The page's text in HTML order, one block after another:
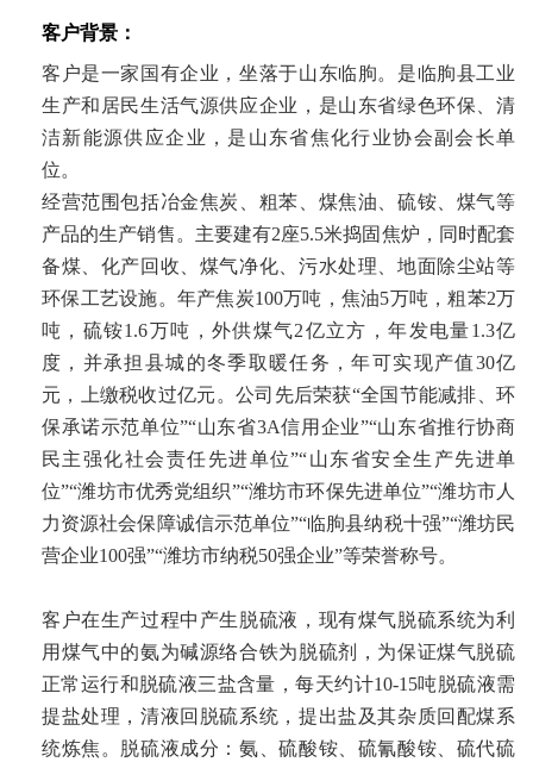
客户背景：
客户是一家国有企业，坐落于山东临朐。是临朐县工业
生产和居民生活气源供应企业，是山东省绿色环保、清
洁新能源供应企业，是山东省焦化行业协会副会长单
位。
经营范围包括冶金焦炭、粗苯、煤焦油、硫铵、煤气等
产品的生产销售。主要建有2座5.5米捣固焦炉，同时配套
备煤、化产回收、煤气净化、污水处理、地面除尘站等
环保工艺设施。年产焦炭100万吨，焦油5万吨，粗苯2万
吨，硫铵1.6万吨，外供煤气2亿立方，年发电量1.3亿
度，并承担县城的冬季取暖任务，年可实现产值30亿
元，上缴税收过亿元。公司先后荣获“全国节能减排、环
保承诺示范单位”“山东省3A信用企业”“山东省推行协商
民主强化社会责任先进单位”“山东省安全生产先进单
位”“潍坊市优秀党组织”“潍坊市环保先进单位”“潍坊市人
力资源社会保障诚信示范单位”“临朐县纳税十强”“潍坊民
营企业100强”“潍坊市纳税50强企业”等荣誉称号。
客户在生产过程中产生脱硫液，现有煤气脱硫系统为利
用煤气中的氨为碱源络合铁为脱硫剂，为保证煤气脱硫
正常运行和脱硫液三盐含量，每天约计10-15吨脱硫液需
提盐处理，清液回脱硫系统，提出盐及其杂质回配煤系
统炼焦。脱硫液成分：氨、硫酸铵、硫氰酸铵、硫代硫